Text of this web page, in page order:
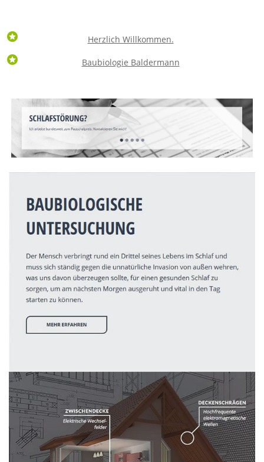
Herzlich Willkommen.
Baubiologie Baldermann